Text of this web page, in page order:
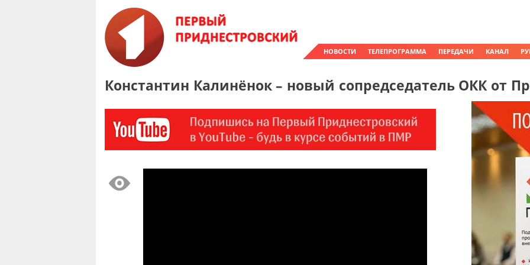
НОВОСТИ ТЕЛЕПРОГРАММА ПЕРЕДАЧИ КАНАЛ
Константин Калинёнок – новый сопредседатель ОКК от